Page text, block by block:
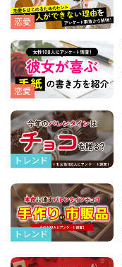
恋愛
恋愛
トレンド
トレンド